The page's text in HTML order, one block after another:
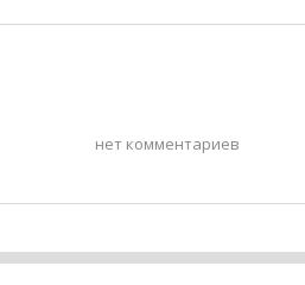
нет комментариев